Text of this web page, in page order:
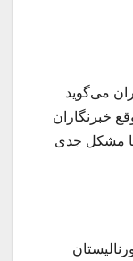
می‌گوید
خبرنگاران
با مشکل جدی